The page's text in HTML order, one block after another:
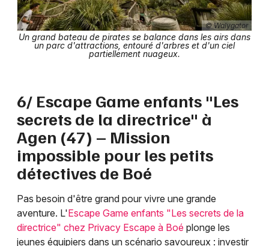
© Walygator
Un grand bateau de pirates se balance dans les airs dans
un parc d'attractions, entouré d'arbres et d'un ciel
partiellement nuageux.
6/ Escape Game enfants "Les
secrets de la directrice" à
Agen (47) – Mission
impossible pour les petits
détectives de Boé
Pas besoin d'être grand pour vivre une grande
aventure. L'Escape Game enfants "Les secrets de la
directrice" chez Privacy Escape à Boé plonge les
jeunes équipiers dans un scénario savoureux : investir